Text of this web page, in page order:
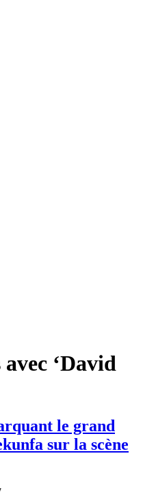
‘David
le grand
sur la scène